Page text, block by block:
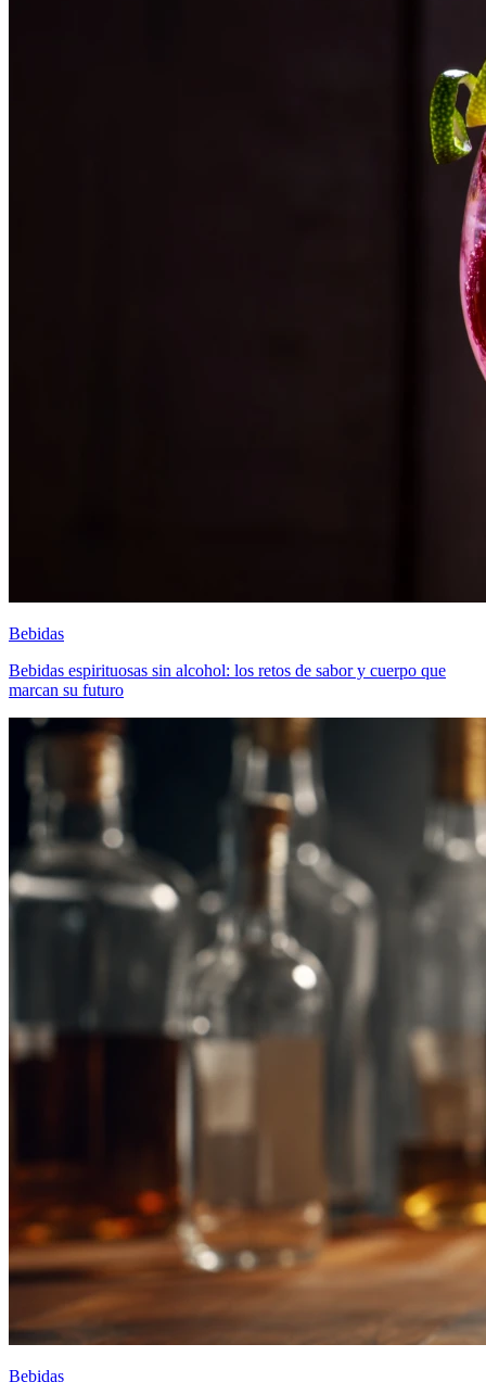
Bebidas
Bebidas espirituosas sin alcohol: los retos de sabor y cuerpo que
marcan su futuro
Bebidas